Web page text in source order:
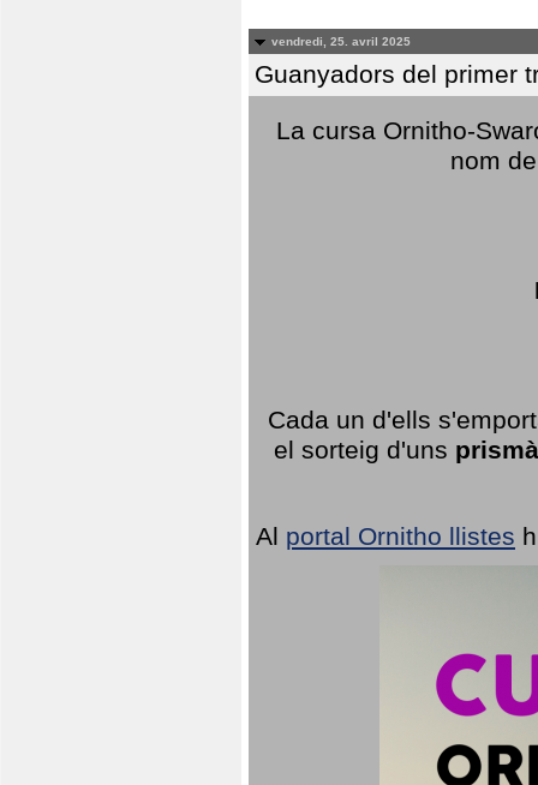
vendredi, 25. avril 2025
Guanyadors del primer
La cursa Ornitho-
nom
Cada un d'ells
el sorteig d'uns
Al portal Ornitho llistes